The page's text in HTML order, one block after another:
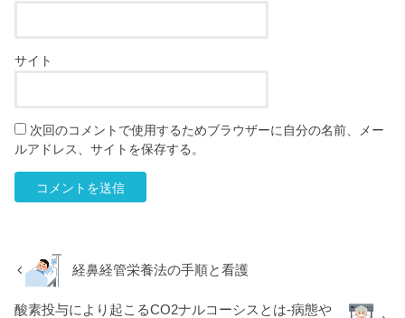
サイト
次回のコメントで使用するためブラウザーに自分の名前、メー
ルアドレス、サイトを保存する。
経鼻経管栄養法の手順と看護
酸素投与により起こるCO2ナルコーシスとは‐病態や